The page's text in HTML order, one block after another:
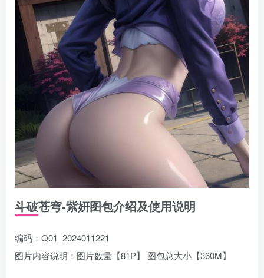
斗破苍穹-紫妍图包介绍及使用说明
编码：Q01_2024011221
图片内容说明：图片数量【81P】 图包总大小【360M】